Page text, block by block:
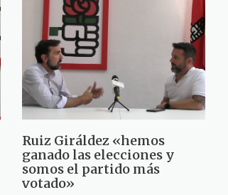
Ruiz Giráldez «hemos
ganado las elecciones y
somos el partido más
votado»